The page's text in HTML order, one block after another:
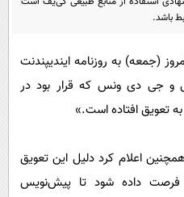
باشد.
(جمعه) به روزنامه ایندیپندنت
و جی دی ونس که قرار بود در
به تعویق افتاده است.»
اعلام کرد دلیل این تعویق
فرصت داده شود تا پیش‌نویس